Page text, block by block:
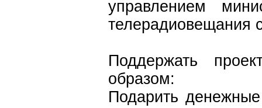
управлением
телерадиовещания
Поддержать
образом:
Подарить